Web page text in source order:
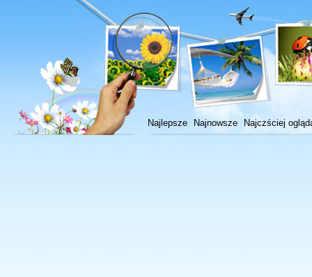
Najlepsze Najnowsze Najczściej